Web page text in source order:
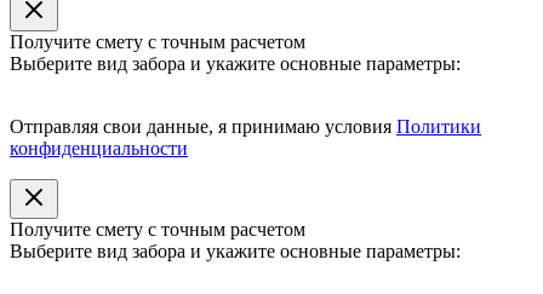
Получите смету с точным расчетом
Выберите вид забора и укажите основные параметры:
Отправляя свои данные, я принимаю условия Политики
конфиденциальности
Получите смету с точным расчетом
Выберите вид забора и укажите основные параметры: